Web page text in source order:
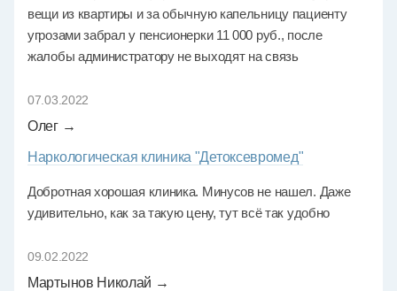
вещи из квартиры и за обычную капельницу пациенту
угрозами забрал у пенсионерки 11 000 руб., после
жалобы администратору не выходят на связь
07.03.2022
Олег →
Наркологическая клиника "Детоксевромед"
Добротная хорошая клиника. Минусов не нашел. Даже
удивительно, как за такую цену, тут всё так удобно
09.02.2022
Мартынов Николай →